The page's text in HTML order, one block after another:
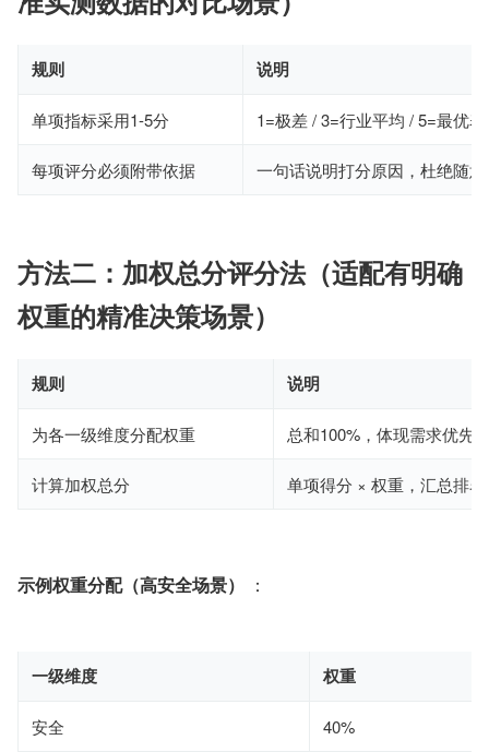
规则 说明
单项指标采用1-5分 1=极差 / 3=行业平均 / 5=最优
每项评分必须附带依据 一句话说明打分原因，杜绝随
方法二：加权总分评分法（适配有明确
权重的精准决策场景）
规则 说明
为各一级维度分配权重 总和100%，体现需求优先
计算加权总分 单项得分 × 权重，汇总排名
示例权重分配（高安全场景） ：
一级维度 权重
安全 40%